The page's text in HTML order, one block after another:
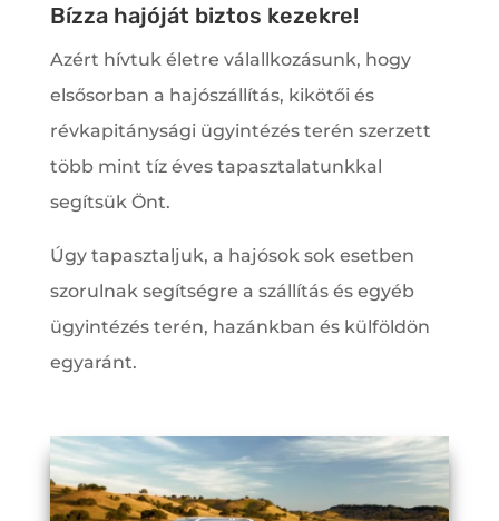
Bízza hajóját biztos kezekre!
Azért hívtuk életre válallkozásunk, hogy
elsősorban a hajószállítás, kikötői és
révkapitánysági ügyintézés terén szerzett
több mint tíz éves tapasztalatunkkal
segítsük Önt.
Úgy tapasztaljuk, a hajósok sok esetben
szorulnak segítségre a szállítás és egyéb
ügyintézés terén, hazánkban és külföldön
egyaránt.